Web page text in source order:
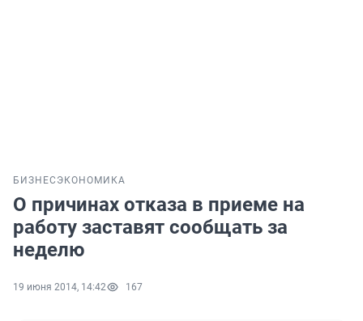
БИЗНЕС ЭКОНОМИКА
О причинах отказа в приеме на
работу заставят сообщать за
неделю
19 июня 2014, 14:42 167